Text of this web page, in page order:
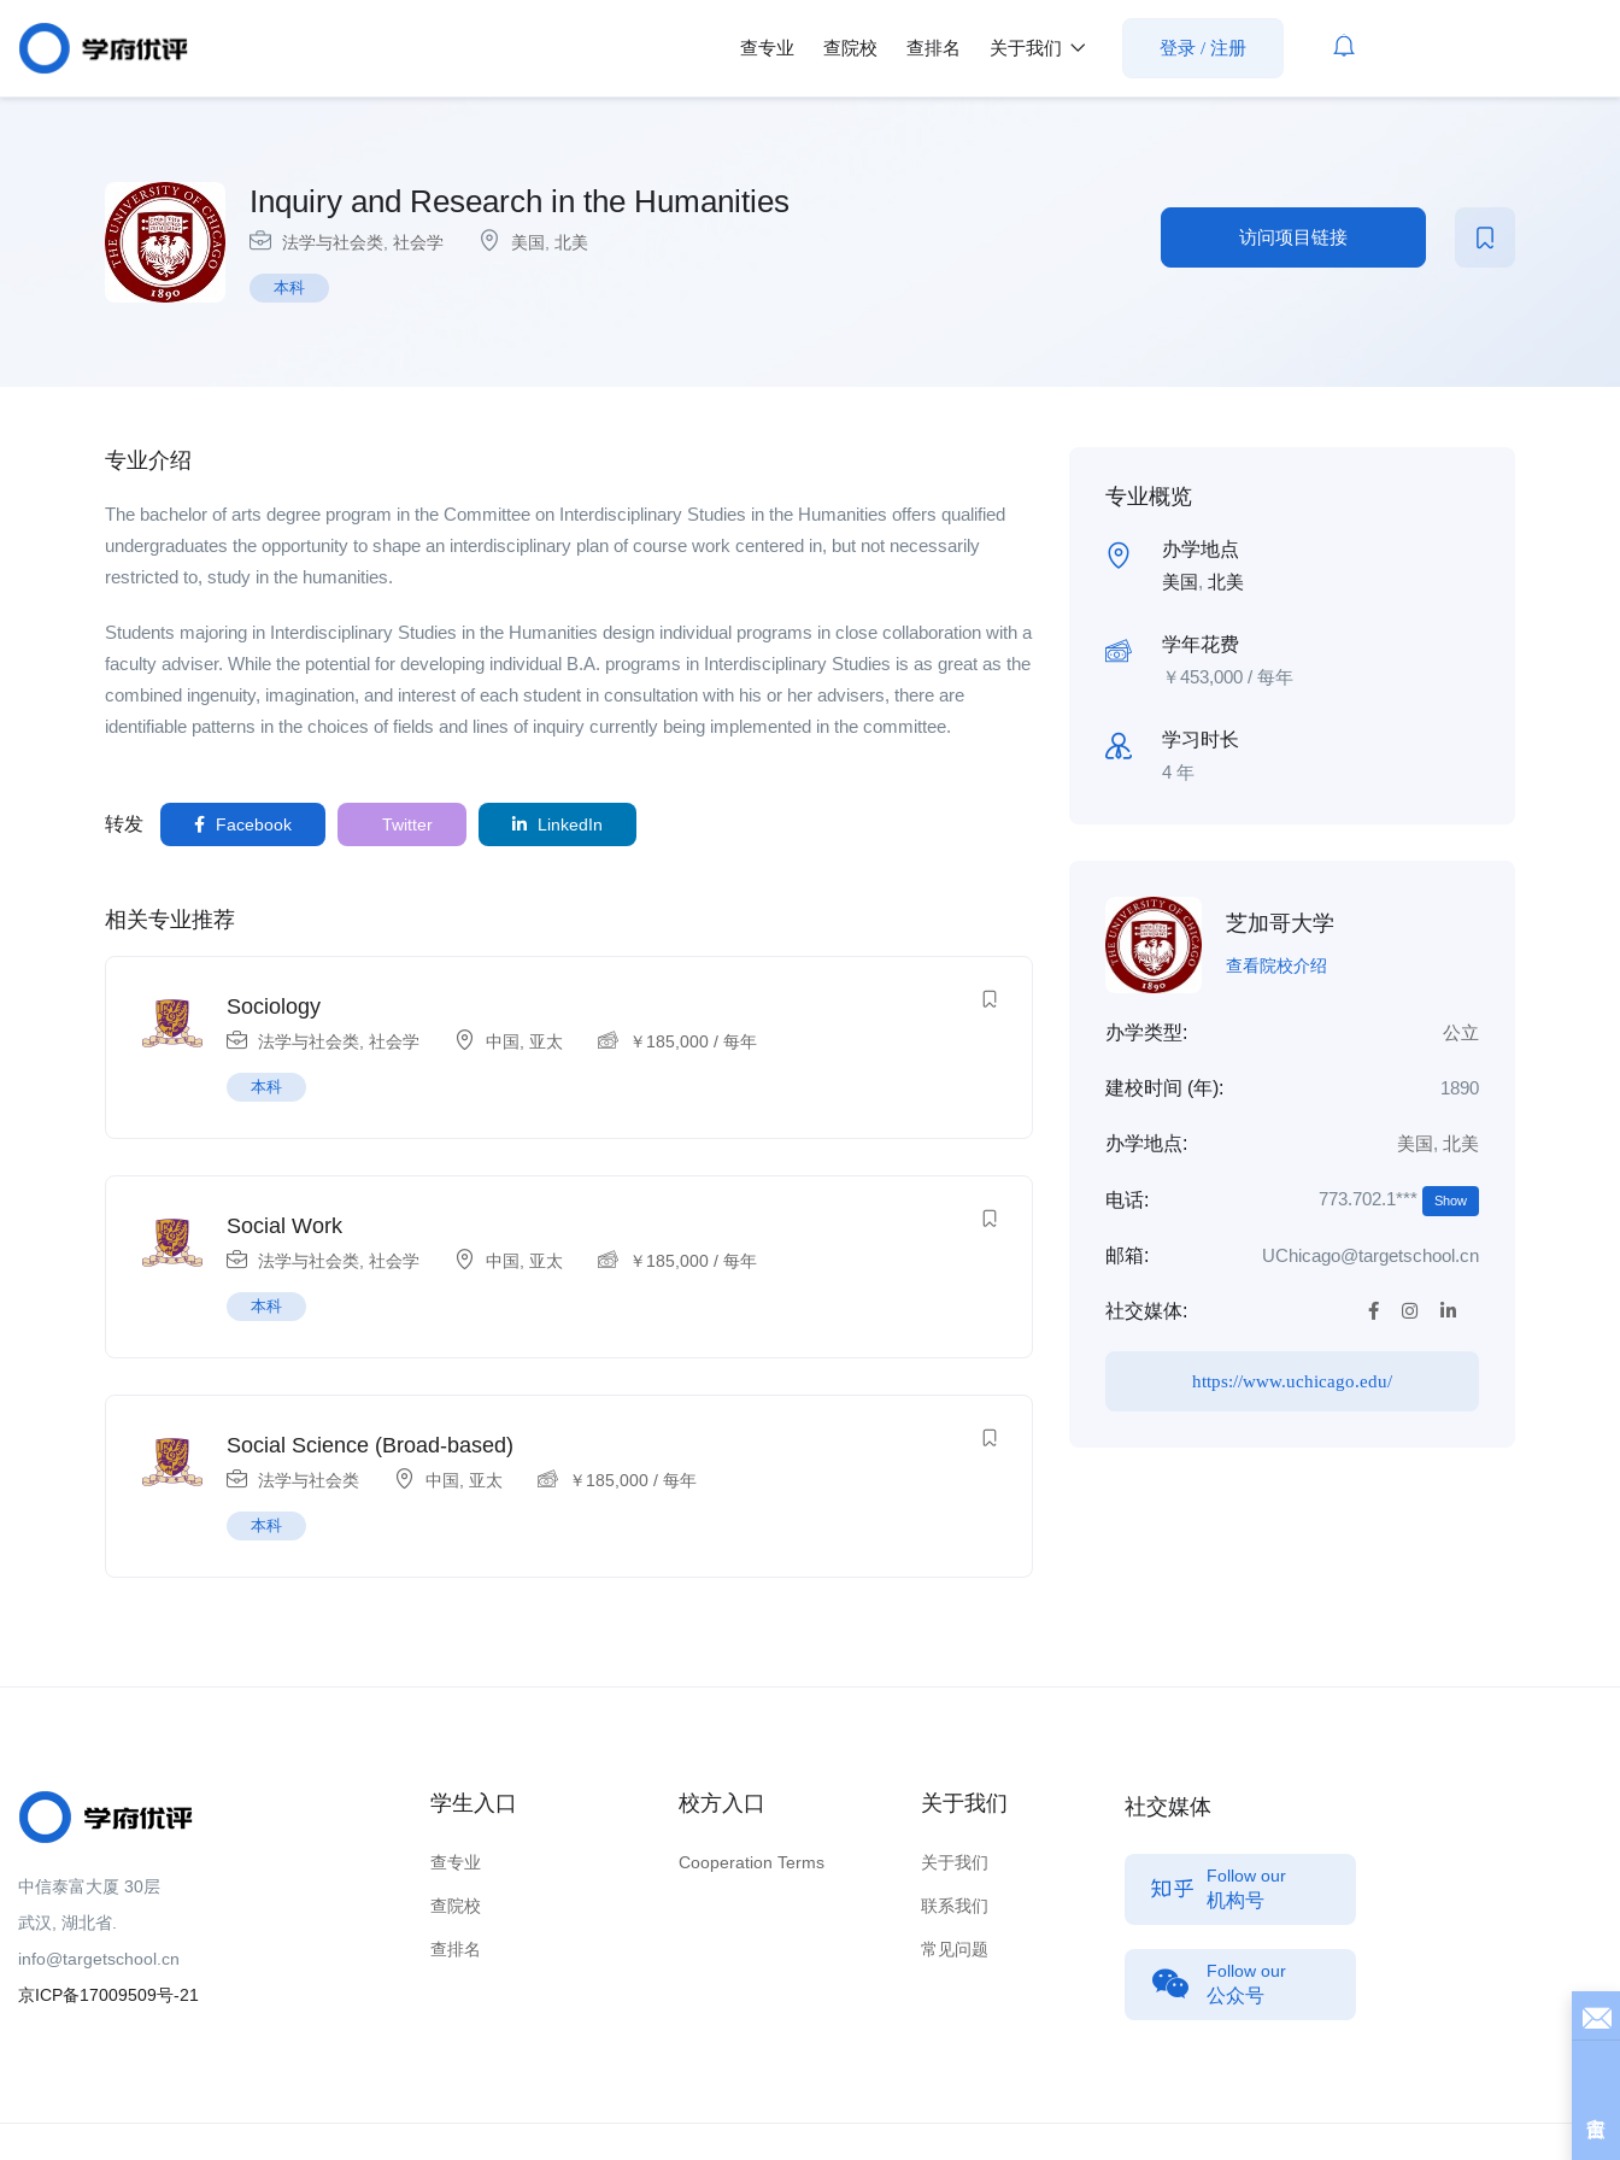
查专业 查院校 查排名 关于我们 登录 / 注册
Inquiry and Research in the Humanities
法学与社会类 社会学 美国 北美
本科
访问项目链接
专业介绍
The bachelor of arts degree program in the Committee on Interdisciplinary Studies in the Humanities offers qualified
undergraduates the opportunity to shape an interdisciplinary plan of course work centered in, but not necessarily
restricted to, study in the humanities.
Students majoring in Interdisciplinary Studies in the Humanities design individual programs in close collaboration with a
faculty adviser. While the potential for developing individual B.A. programs in Interdisciplinary Studies is as great as the
combined ingenuity, imagination, and interest of each student in consultation with his or her advisers, there are
identifiable patterns in the choices of fields and lines of inquiry currently being implemented in the committee.
转发 Facebook Twitter LinkedIn
相关专业推荐
Sociology
法学与社会类 社会学 中国 亚太 ￥ 185,000 / 每年
本科
Social Work
法学与社会类 社会学 中国 亚太 ￥ 185,000 / 每年
本科
Social Science (Broad-based)
法学与社会类 中国 亚太 ￥ 185,000 / 每年
本科
专业概览
办学地点
美国, 北美
学年花费
￥453,000 / 每年
学习时长
4 年
芝加哥大学
查看院校介绍
办学类型: 公立
建校时间 (年): 1890
办学地点: 美国, 北美
电话: 773.702.1*** Show
邮箱: UChicago@targetschool.cn
社交媒体:
https://www.uchicago.edu/
中信泰富大厦 30层
武汉, 湖北省.
info@targetschool.cn
京ICP备17009509号-21
学生入口
查专业
查院校
查排名
校方入口
Cooperation Terms
关于我们
关于我们
联系我们
常见问题
社交媒体
Follow our
机构号
Follow our
公众号